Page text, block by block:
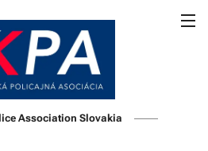
Association Slovakia